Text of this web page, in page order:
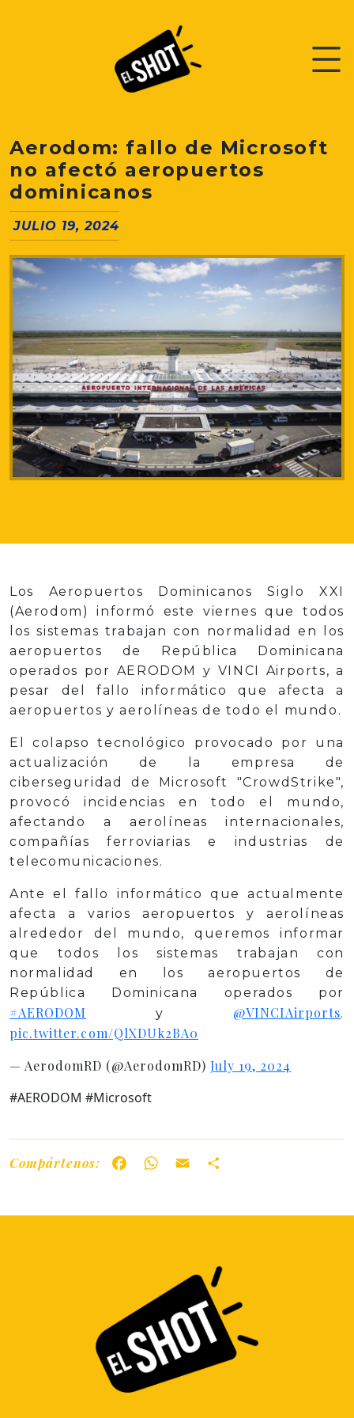
Aerodom: fallo de Microsoft
no afectó aeropuertos
dominicanos
JULIO 19, 2024
Los Aeropuertos Dominicanos Siglo XXI
(Aerodom) informó este viernes que todos
los sistemas trabajan con normalidad en los
aeropuertos de República Dominicana
operados por AERODOM y VINCI Airports, a
pesar del fallo informático que afecta a
aeropuertos y aerolíneas de todo el mundo.
El colapso tecnológico provocado por una
actualización de la empresa de
ciberseguridad de Microsoft "CrowdStrike",
provocó incidencias en todo el mundo,
afectando a aerolíneas internacionales,
compañías ferroviarias e industrias de
telecomunicaciones.
Ante el fallo informático que actualmente
afecta a varios aeropuertos y aerolíneas
alrededor del mundo, queremos informar
que todos los sistemas trabajan con
normalidad en los aeropuertos de
República Dominicana operados por
#AERODOM y @VINCIAirports.
pic.twitter.com/QlXDUk2BA0
— AerodomRD (@AerodomRD) July 19, 2024
#AERODOM #Microsoft
Compártenos: FacebookWhatsApp
Email